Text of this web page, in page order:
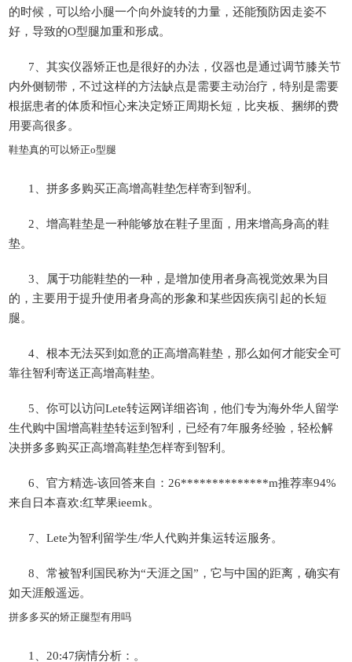
的时候，可以给小腿一个向外旋转的力量，还能预防因走姿不
好，导致的O型腿加重和形成。
7、其实仪器矫正也是很好的办法，仪器也是通过调节膝关节
内外侧韧带，不过这样的方法缺点是需要主动治疗，特别是需要
根据患者的体质和恒心来决定矫正周期长短，比夹板、捆绑的费
用要高很多。
鞋垫真的可以矫正o型腿
1、拼多多购买正高增高鞋垫怎样寄到智利。
2、增高鞋垫是一种能够放在鞋子里面，用来增高身高的鞋
垫。
3、属于功能鞋垫的一种，是增加使用者身高视觉效果为目
的，主要用于提升使用者身高的形象和某些因疾病引起的长短
腿。
4、根本无法买到如意的正高增高鞋垫，那么如何才能安全可
靠往智利寄送正高增高鞋垫。
5、你可以访问Lete转运网详细咨询，他们专为海外华人留学
生代购中国增高鞋垫转运到智利，已经有7年服务经验，轻松解
决拼多多购买正高增高鞋垫怎样寄到智利。
6、官方精选-该回答来自：26**************m推荐率94%
来自日本喜欢:红苹果ieemk。
7、Lete为智利留学生/华人代购并集运转运服务。
8、常被智利国民称为“天涯之国”，它与中国的距离，确实有
如天涯般遥远。
拼多多买的矫正腿型有用吗
1、20:47病情分析：。